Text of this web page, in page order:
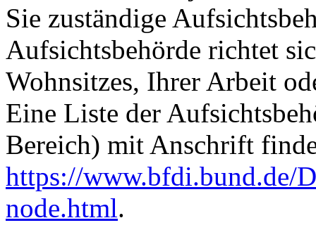
Sie zuständige
Aufsichtsbehörde richtet
Wohnsitzes, Ihrer Arbeit
Eine Liste der
Bereich) mit Anschrift
https://www.bfdi.bund.de/
node.html.